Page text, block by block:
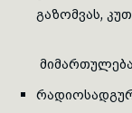
გაზომვას,